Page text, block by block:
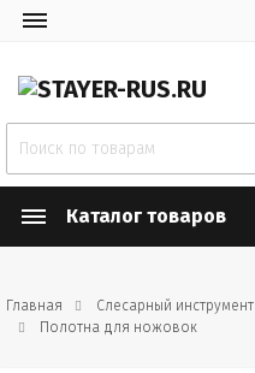
Каталог товаров
Главная Слесарный инструмент
Полотна для ножовок